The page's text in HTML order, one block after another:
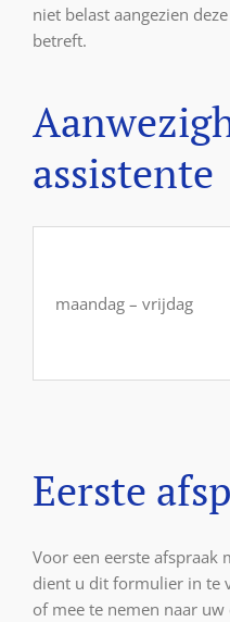
niet belast aangezien
betreft.
assistente
maandag – vrijdag
Eerste
Voor een eerste afspraak
dient u dit formulier in te
of mee te nemen naar uw